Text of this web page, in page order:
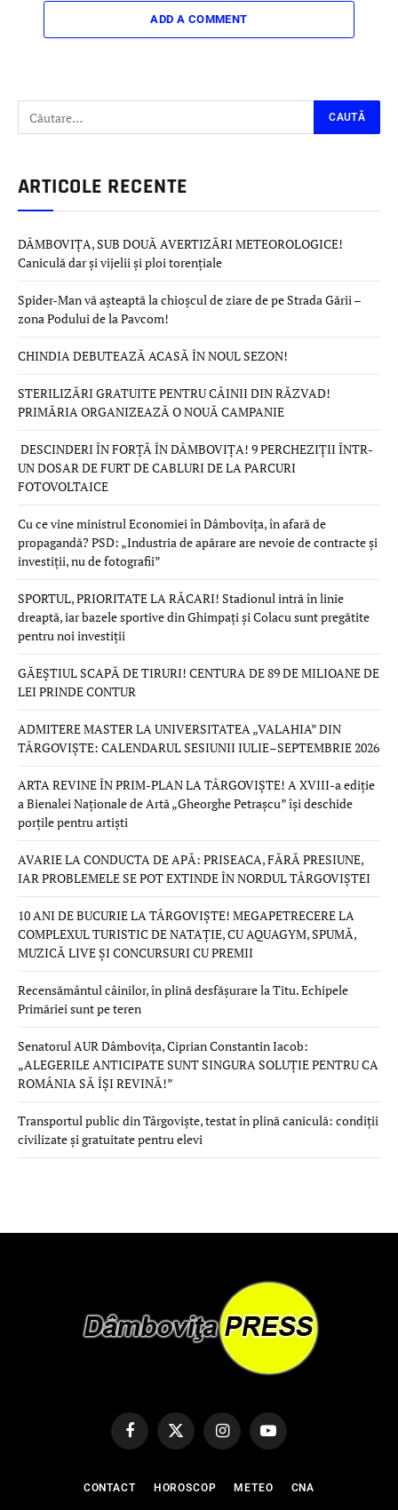
ADD A COMMENT
ARTICOLE RECENTE
DÂMBOVIȚA, SUB DOUĂ AVERTIZĂRI METEOROLOGICE!
Caniculă dar și vijelii și ploi torențiale
Spider-Man vă așteaptă la chioșcul de ziare de pe Strada Gării –
zona Podului de la Pavcom!
CHINDIA DEBUTEAZĂ ACASĂ ÎN NOUL SEZON!
STERILIZĂRI GRATUITE PENTRU CÂINII DIN RĂZVAD!
PRIMĂRIA ORGANIZEAZĂ O NOUĂ CAMPANIE
DESCINDERI ÎN FORȚĂ ÎN DÂMBOVIȚA! 9 PERCHEZIȚII ÎNTR-
UN DOSAR DE FURT DE CABLURI DE LA PARCURI
FOTOVOLTAICE
Cu ce vine ministrul Economiei în Dâmbovița, în afară de
propagandă? PSD: „Industria de apărare are nevoie de contracte și
investiții, nu de fotografii”
SPORTUL, PRIORITATE LA RĂCARI! Stadionul intră în linie
dreaptă, iar bazele sportive din Ghimpați și Colacu sunt pregătite
pentru noi investiții
GĂEȘTIUL SCAPĂ DE TIRURI! CENTURA DE 89 DE MILIOANE DE
LEI PRINDE CONTUR
ADMITERE MASTER LA UNIVERSITATEA „VALAHIA” DIN
TÂRGOVIȘTE: CALENDARUL SESIUNII IULIE–SEPTEMBRIE 2026
ARTA REVINE ÎN PRIM-PLAN LA TÂRGOVIȘTE! A XVIII-a ediție
a Bienalei Naționale de Artă „Gheorghe Petrașcu” își deschide
porțile pentru artiști
AVARIE LA CONDUCTA DE APĂ: PRISEACA, FĂRĂ PRESIUNE,
IAR PROBLEMELE SE POT EXTINDE ÎN NORDUL TÂRGOVIȘTEI
10 ANI DE BUCURIE LA TÂRGOVIȘTE! MEGAPETRECERE LA
COMPLEXUL TURISTIC DE NATAȚIE, CU AQUAGYM, SPUMĂ,
MUZICĂ LIVE ȘI CONCURSURI CU PREMII
Recensământul câinilor, în plină desfășurare la Titu. Echipele
Primăriei sunt pe teren
Senatorul AUR Dâmbovița, Ciprian Constantin Iacob:
„ALEGERILE ANTICIPATE SUNT SINGURA SOLUȚIE PENTRU CA
ROMÂNIA SĂ ÎȘI REVINĂ!”
Transportul public din Târgoviște, testat în plină caniculă: condiții
civilizate și gratuitate pentru elevi
FacebookX
(Twitter)
InstagramYouTube
CONTACT HOROSCOP METEO CNA